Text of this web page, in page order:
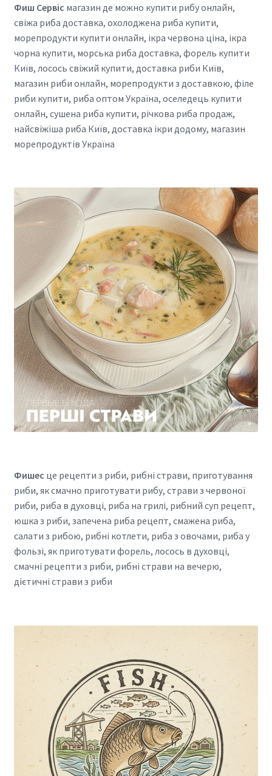
Фиш Сервіс магазин де можно купити рибу онлайн,
свіжа риба доставка, охолоджена риба купити,
морепродукти купити онлайн, ікра червона ціна, ікра
чорна купити, морська риба доставка, форель купити
Київ, лосось свіжий купити, доставка риби Київ,
магазин риби онлайн, морепродукти з доставкою, філе
риби купити, риба оптом Україна, оселедець купити
онлайн, сушена риба купити, річкова риба продаж,
найсвіжіша риба Київ, доставка ікри додому, магазин
морепродуктів Україна
Фишес це рецепти з риби, рибні страви, приготування
риби, як смачно приготувати рибу, страви з червоної
риби, риба в духовці, риба на грилі, рибний суп рецепт,
юшка з риби, запечена риба рецепт, смажена риба,
салати з рибою, рибні котлети, риба з овочами, риба у
фользі, як приготувати форель, лосось в духовці,
смачні рецепти з риби, рибні страви на вечерю,
дієтичні страви з риби